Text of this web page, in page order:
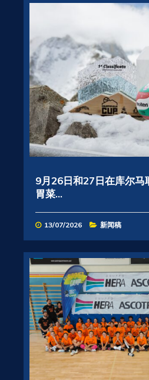
9月26日和27日在库尔马
胃菜...
13/07/2026 新闻稿